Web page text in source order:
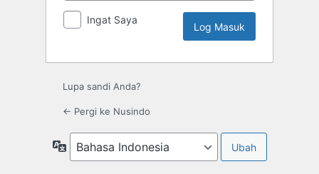
Ingat Saya
Lupa sandi Anda?
← Pergi ke Nusindo
Bahasa